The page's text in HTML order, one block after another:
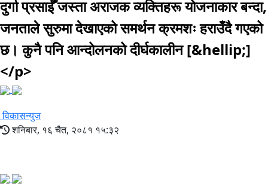
दुर्गा प्रसाईँ जस्ता अराजक व्यक्तिहरू योजनाकार बन्दा,
जनताले सुरुमा देखाएको समर्थन क्रमशः हराउँदै गएको
छ। कुनै पनि आन्दोलनको दीर्घकालीन [&hellip;]
</p>
विकासन्युज
शनिबार, १६ चैत, २०८१ १५:३२